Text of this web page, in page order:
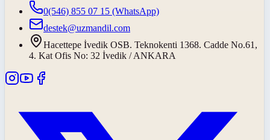
0(546) 855 07 15 (WhatsApp)
destek@uzmandil.com
Hacettepe İvedik OSB. Teknokenti 1368. Cadde No.61,
4. Kat Ofis No: 32 İvedik / ANKARA